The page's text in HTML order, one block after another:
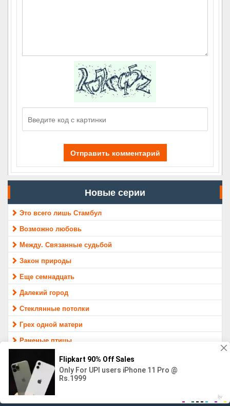
Отправить комментарий
Новые серии
Это всего лишь Стамбул
Возможно любовь
Между. Связанные судьбой
Закон природы
Еще семнадцать
Далекий город
Стеклянные потолки
Грех одной матери
Раненые птицы
МАТЕРИАЛ ПРЕДОСТАВЛЕН ТОЛЬКО ДЛЯ ОЗНАКОМЛЕНИЯ,